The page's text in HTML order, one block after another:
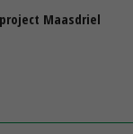
Maasdriel